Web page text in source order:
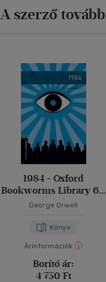
A szerző
1984 - Oxford
Bookworms Library 6 -
MP3 Pack
George Orwell
Könyv
Árinformációk
Borító ár:
4 750 Ft